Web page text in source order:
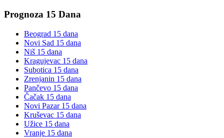
Prognoza 15 Dana
Beograd 15 dana
Novi Sad 15 dana
Niš 15 dana
Kragujevac 15 dana
Subotica 15 dana
Zrenjanin 15 dana
Pančevo 15 dana
Čačak 15 dana
Novi Pazar15 dana
Kruševac 15 dana
Užice 15 dana
Vranje 15 dana